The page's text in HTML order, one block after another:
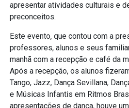
apresentar atividades culturais e
preconceitos.
Este evento, que contou com a
professores, alunos e seus
manhã com a recepção e café da
Após a recepção, os alunos
Tango, Jazz, Dança Sevillana,
e Músicas Infantis em Ritmos
apresentações de dança, houve